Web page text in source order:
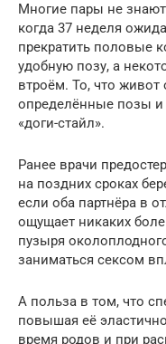
Многие пары не
когда 37 неделя
прекратить половые
удобную позу, а
втроём. То, что
определённые позы и
«доги-стайл».
Ранее врачи
на поздних сроках
если оба партнёра в
ощущает никаких
пузыря
заниматься сексом
А польза в том, что
повышая её
время родов и при